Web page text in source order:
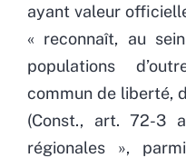
ayant valeur
« reconnaît, au
populations
commun de liberté,
(Const., art. 72-3
régionales »,